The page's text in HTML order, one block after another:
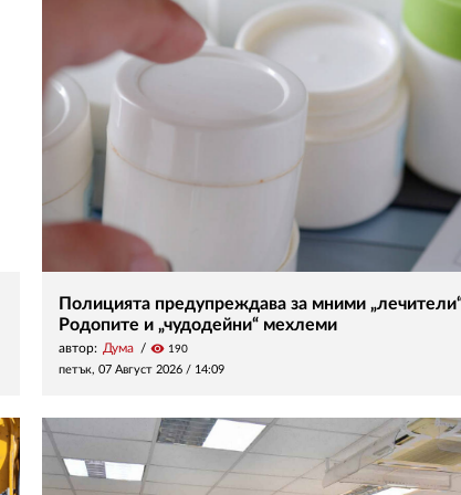
Полицията предупреждава за мними
Родопите и „чудодейни“ мехлеми
автор: Дума visibility 190
петък, 07 Август 2026 / 14:09